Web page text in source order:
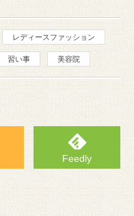
レディースファッション
習い事 美容院
Feedly